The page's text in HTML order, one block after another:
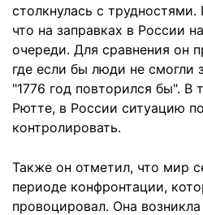
столкнулась с
что на заправках в России
очереди. Для сравнения он
где если бы люди не смогли
"1776 год повторился бы". В
Рютте, в России ситуацию
контролировать.
Также он отметил, что мир
периоде конфронтации,
провоцировал. Она